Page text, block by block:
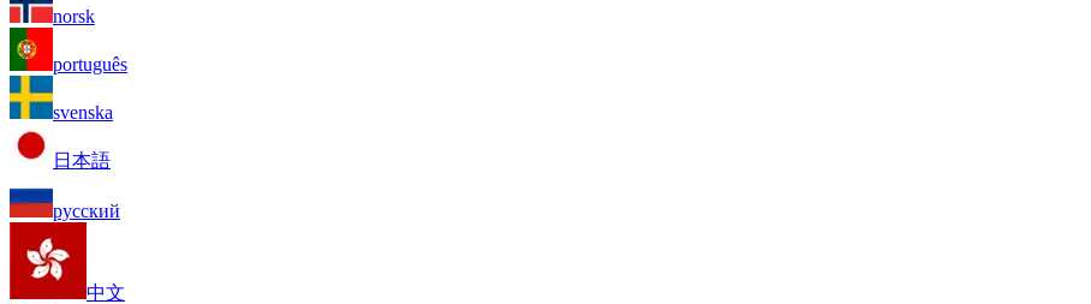
norsk
português
svenska
日本語
русский
中文